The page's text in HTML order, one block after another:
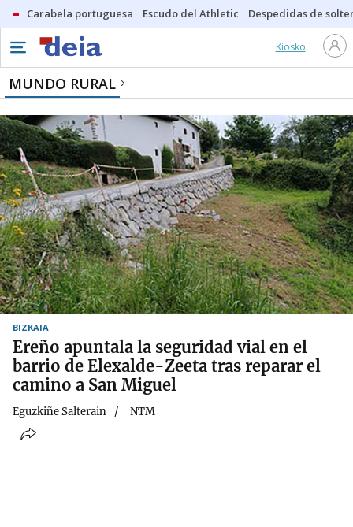
Carabela portuguesa Escudo del Athletic Despedidas de
Kiosko
MUNDO RURAL
BIZKAIA
Ereño apuntala la seguridad vial en el
barrio de Elexalde-Zeeta tras reparar el
camino a San Miguel
Eguzkiñe Salterain NTM